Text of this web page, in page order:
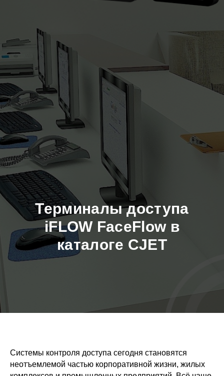
Терминалы доступа
iFLOW FaceFlow в
каталоге CJET
Системы контроля доступа сегодня становятся
неотъемлемой частью корпоративной жизни, жилых